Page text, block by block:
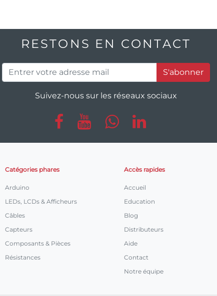
RESTONS EN CONTACT
S'abonner
Suivez-nous sur les réseaux sociaux
Catégories phares
Arduino
LEDs, LCDs & Afficheurs
Câbles
Capteurs
Composants & Pièces
Résistances
Accès rapides
Accueil
Education
Blog
Distributeurs
Aide
Contact
Notre équipe